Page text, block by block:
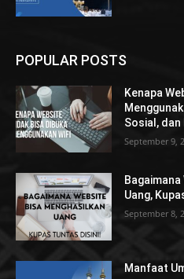
POPULAR POSTS
Kenapa
Sosial,
September 9,
Uang,
September 8,
Manfaat